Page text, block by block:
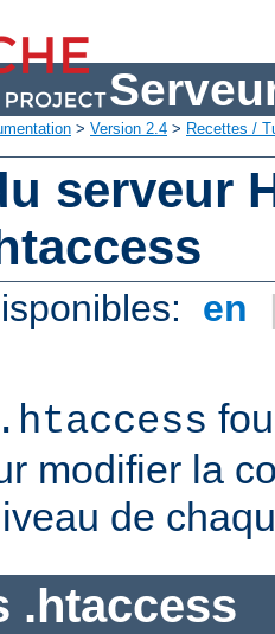
> Version 2.4 > Recettes /
serveur
en
.htaccess
modifier la
de
.htaccess